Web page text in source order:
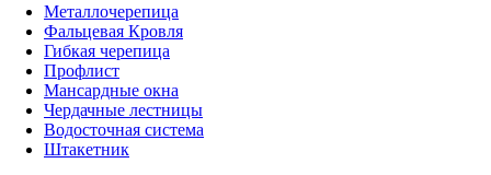
Металлочерепица
Фальцевая Кровля
Гибкая черепица
Профлист
Мансардные окна
Чердачные лестницы
Водосточная система
Штакетник